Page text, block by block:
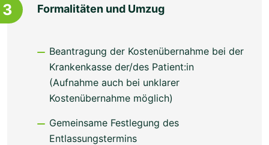
3 Formalitäten und Umzug
Beantragung der Kostenübernahme bei der
Krankenkasse der/des Patient:in
(Aufnahme auch bei unklarer
Kostenübernahme möglich)
Gemeinsame Festlegung des
Entlassungstermins